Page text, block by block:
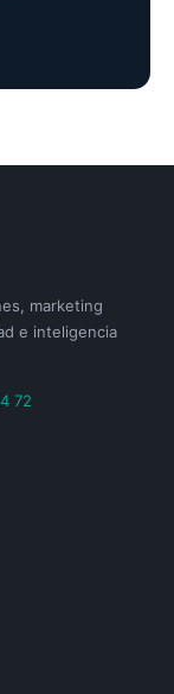
marketing
e inteligencia
72